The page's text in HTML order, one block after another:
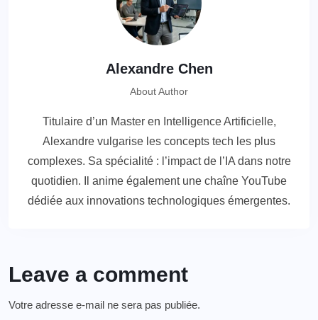
Alexandre Chen
About Author
Titulaire d’un Master en Intelligence Artificielle,
Alexandre vulgarise les concepts tech les plus
complexes. Sa spécialité : l’impact de l’IA dans notre
quotidien. Il anime également une chaîne YouTube
dédiée aux innovations technologiques émergentes.
Leave a comment
Votre adresse e-mail ne sera pas publiée.